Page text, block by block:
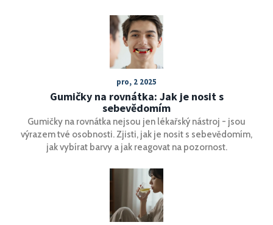
ovlivňuje celkové zdraví.
pro, 2 2025
Gumičky na rovnátka: Jak je nosit s
sebevědomím
Gumičky na rovnátka nejsou jen lékařský nástroj - jsou
výrazem tvé osobnosti. Zjisti, jak je nosit s sebevědomím,
jak vybírat barvy a jak reagovat na pozornost.